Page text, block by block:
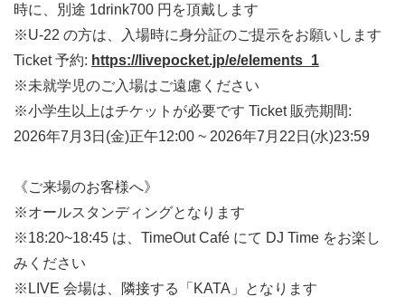
時に、別途 1drink700 円を頂戴します
※U-22 の方は、入場時に身分証のご提示をお願いします
Ticket 予約: https://livepocket.jp/e/elements_1
※未就学児のご入場はご遠慮ください
※小学生以上はチケットが必要です Ticket 販売期間:
2026年7月3日(金)正午12:00 ~ 2026年7月22日(水)23:59
《ご来場のお客様へ》
※オールスタンディングとなります
※18:20~18:45 は、TimeOut Café にて DJ Time をお楽し
みください
※LIVE 会場は、隣接する「KATA」となります